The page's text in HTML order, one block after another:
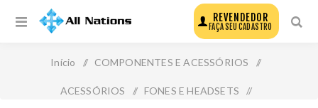
REVENDEDOR
FAÇA SEU CADASTRO
Início / COMPONENTES E ACESSÓRIOS /
ACESSÓRIOS / FONES E HEADSETS /